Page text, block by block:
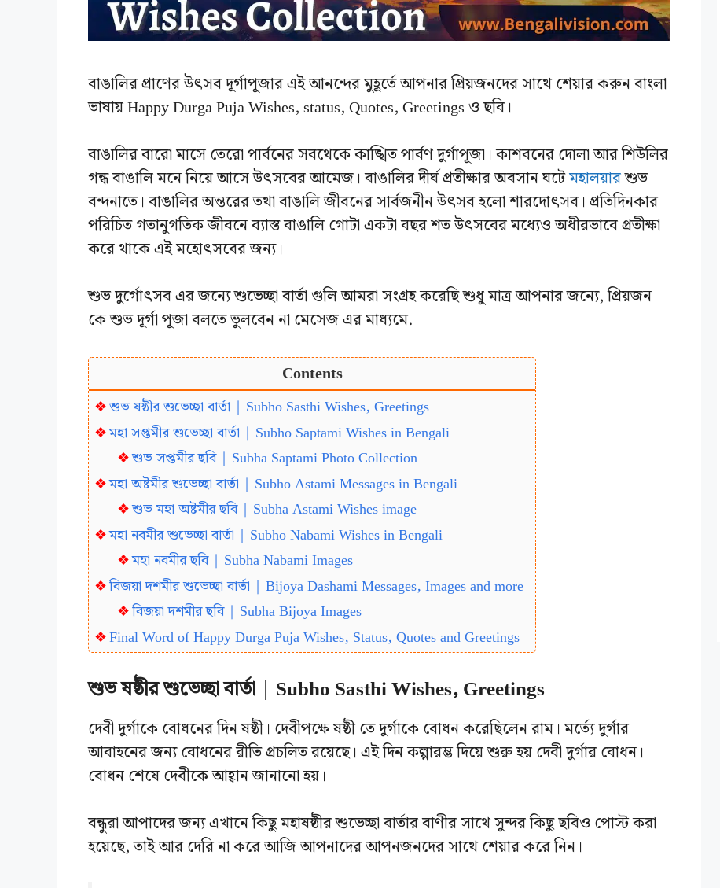
বাঙালির প্রাণের উৎসব দূর্গাপূজার এই আনন্দের মুহূর্তে আপনার প্রিয়জনদের সাথে শেয়ার করুন বাংলা
ভাষায় Happy Durga Puja Wishes, status, Quotes, Greetings ও ছবি।
বাঙালির বারো মাসে তেরো পার্বনের সবথেকে কাঙ্খিত পার্বণ দুর্গাপূজা। কাশবনের দোলা আর শিউলির
গন্ধ বাঙালি মনে নিয়ে আসে উৎসবের আমেজ। বাঙালির দীর্ঘ প্রতীক্ষার অবসান ঘটেমহালয়ারশুভ
বন্দনাতে। বাঙালির অন্তরের তথা বাঙালি জীবনের সার্বজনীন উৎসব হলো শারদোৎসব। প্রতিদিনকার
পরিচিত গতানুগতিক জীবনে ব্যাস্ত বাঙালি গোটা একটা বছর শত উৎসবের মধ্যেও অধীরভাবে প্রতীক্ষা
করে থাকে এই মহোৎসবের জন্য।
শুভ দুর্গোৎসব এর জন্যে শুভেচ্ছা বার্তা গুলি আমরা সংগ্রহ করেছি শুধু মাত্র আপনার জন্যে, প্রিয়জন
কে শুভ দূর্গা পূজা বলতে ভুলবেন না মেসেজ এর মাধ্যমে.
Contents
শুভ ষষ্ঠীর শুভেচ্ছা বার্তা | Subho Sasthi Wishes, Greetings
মহা সপ্তমীর শুভেচ্ছা বার্তা | Subho Saptami Wishes in Bengali
শুভ সপ্তমীর ছবি | Subha Saptami Photo Collection
মহা অষ্টমীর শুভেচ্ছা বার্তা | Subho Astami Messages in Bengali
শুভ মহা অষ্টমীর ছবি | Subha Astami Wishes image
মহা নবমীর শুভেচ্ছা বার্তা | Subho Nabami Wishes in Bengali
মহা নবমীর ছবি | Subha Nabami Images
বিজয়া দশমীর শুভেচ্ছা বার্তা | Bijoya Dashami Messages, Images and more
বিজয়া দশমীর ছবি | Subha Bijoya Images
Final Word of Happy Durga Puja Wishes, Status, Quotes and Greetings
শুভ ষষ্ঠীর শুভেচ্ছা বার্তা | Subho Sasthi Wishes, Greetings
দেবী দুর্গাকে বোধনের দিন ষষ্ঠী। দেবীপক্ষে ষষ্ঠী তে দুর্গাকে বোধন করেছিলেন রাম। মর্ত্যে দুর্গার
আবাহনের জন্য বোধনের রীতি প্রচলিত রয়েছে। এই দিন কল্পারম্ভ দিয়ে শুরু হয় দেবী দুর্গার বোধন।
বোধন শেষে দেবীকে আহ্বান জানানো হয়।
বন্ধুরা আপাদের জন্য এখানে কিছু মহাষষ্ঠীর শুভেচ্ছা বার্তার বাণীর সাথে সুন্দর কিছু ছবিও পোস্ট করা
হয়েছে, তাই আর দেরি না করে আজি আপনাদের আপনজনদের সাথে শেয়ার করে নিন।